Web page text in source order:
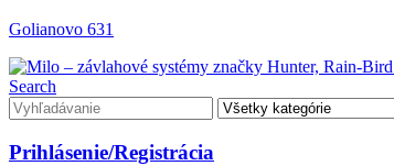
Golianovo 631
Search
Prihlásenie/Registrácia